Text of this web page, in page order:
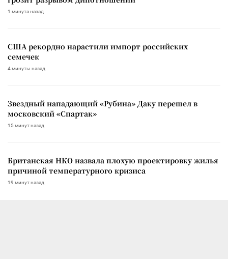
1 минута назад
США рекордно нарастили импорт российских
семечек
4 минуты назад
Звездный нападающий «Рубина» Даку перешел в
московский «Спартак»
15 минут назад
Британская НКО назвала плохую проектировку жилья
причиной температурного кризиса
19 минут назад